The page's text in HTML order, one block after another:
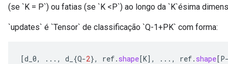
(se `K = P`) ou fatias (se `K <P`) ao longo da `K`ésima
`updates` é `Tensor` de classificação `Q-1+PK` com forma:
[d_0, ..., d_ {Q-2}, ref. shape[K] , ..., ref. shape[P